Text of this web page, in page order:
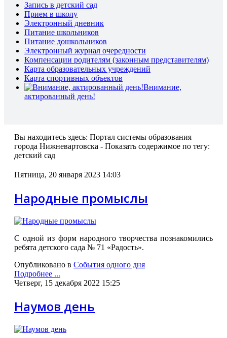
Запись в детский сад
Прием в школу
Электронный дневник
Питание школьников
Питание дошкольников
Электронный журнал очередности
Компенсации родителям (законным представителям)
Карта образовательных учреждений
Карта спортивных объектов
Внимание,
актированный день!
Вы находитесь здесь: Портал системы образования
города Нижневартовска - Показать содержимое по тегу:
детский сад
Пятница, 20 января 2023 14:03
Народные промыслы
С одной из форм народного творчества познакомились
ребята детского сада № 71 «Радость».
Опубликовано в События одного дня
Подробнее ...
Четверг, 15 декабря 2022 15:25
Наумов день